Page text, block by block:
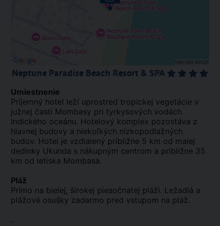
Neptune Paradise Beach Resort & SPA
Umiestnenie
Príjemný hotel leží uprostred tropickej vegetácie v
južnej časti Mombasy pri tyrkysových vodách
Indického oceánu. Hotelový komplex pozostáva z
hlavnej budovy a niekoľkých nízkopodlažných
budov. Hotel je vzdialený približne 5 km od malej
dedinky Ukunda s nákupným centrom a približne 35
km od letiska Mombasa.
Pláž
Prímo na bielej, širokej piesočnatej pláži. Ležadlá a
plážové osušky zadarmo pred vstupom na pláž.
.